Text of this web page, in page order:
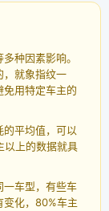
种因素影响。
，就象指纹一
用特定车主的
平均值，可以
以上的数据就具
一车型，有些车
变化，80%车主